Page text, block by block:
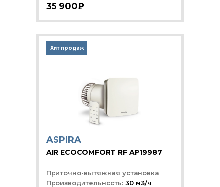
35 900₽
ASPIRA
Хит продаж
AIR ECOCOMFORT RF AP19987
Приточно-вытяжная установка
Производительность: 30 м3/ч